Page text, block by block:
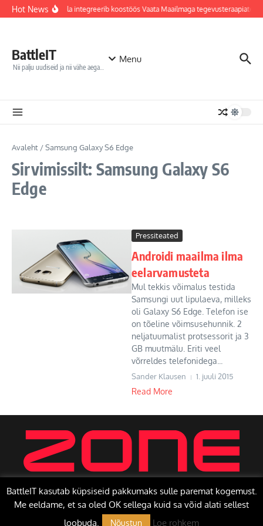
Sisu juurde
Hot NewsJõhvi haigla integreerib koostöös Vaata Maailmaga
BattleIT
Nii palju uudiseid ja nii vähe aega…
Menu
Avaleht /Samsung Galaxy S6 Edge
Sirvimissilt: Samsung Galaxy S6
Edge
Pressiteated
Androidi maailma ilma
eelarvamusteta
Mul tekkis võimalus testida
Samsungi uut lipulaeva, milleks
oli Galaxy S6 Edge. Telefon ise
on tõeline võimsusehunnik. 2
neljatuumalist protsessorit ja 3
GB muutmälu. Eriti veel
võrreldes telefonidega...
Sander Klausen 1. juuli 2015
Read More
Copyright © 2026 BattleIT | Toetab Uudisteajakiri X
BattleIT kasutab küpsiseid pakkumaks sulle paremat kogemust.
Me eeldame, et sa oled OK sellega kuid sa võid alati sellest
loobuda.
Nõustun Loe rohkem